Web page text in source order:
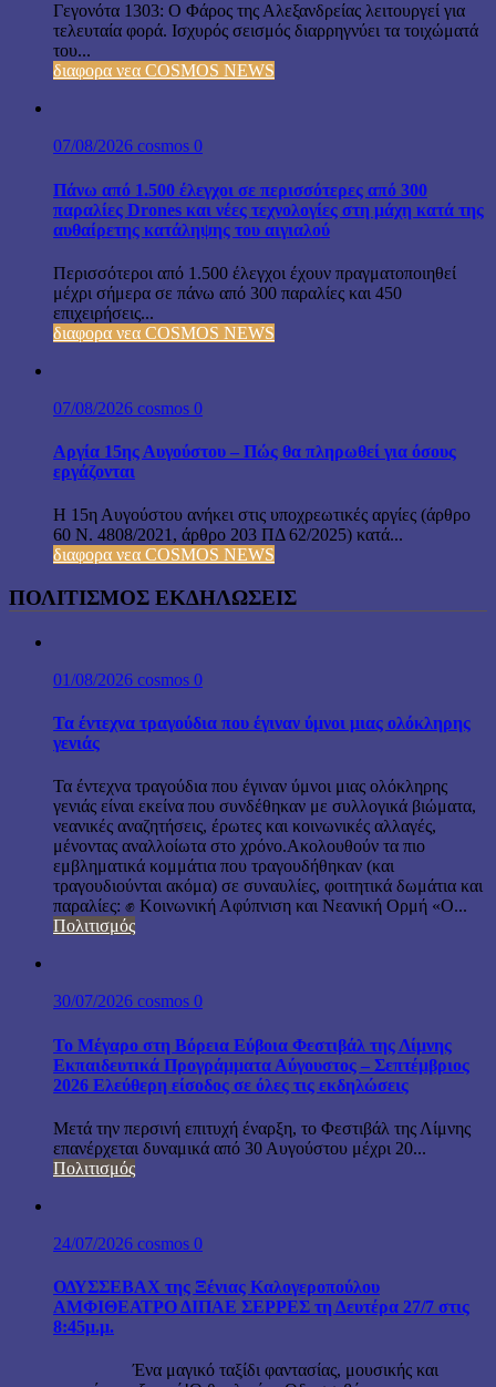
Γεγονότα 1303: Ο Φάρος της Αλεξανδρείας λειτουργεί για
τελευταία φορά. Ισχυρός σεισμός διαρρηγνύει τα τοιχώματά
του...
διαφορα νεα COSMOS NEWS
07/08/2026 cosmos 0
Πάνω από 1.500 έλεγχοι σε περισσότερες από 300
παραλίες Drones και νέες τεχνολογίες στη μάχη κατά της
αυθαίρετης κατάληψης του αιγιαλού
Περισσότεροι από 1.500 έλεγχοι έχουν πραγματοποιηθεί
μέχρι σήμερα σε πάνω από 300 παραλίες και 450
επιχειρήσεις...
διαφορα νεα COSMOS NEWS
07/08/2026 cosmos 0
Αργία 15ης Αυγούστου – Πώς θα πληρωθεί για όσους
εργάζονται
Η 15η Αυγούστου ανήκει στις υποχρεωτικές αργίες (άρθρο
60 Ν. 4808/2021, άρθρο 203 ΠΔ 62/2025) κατά...
διαφορα νεα COSMOS NEWS
ΠΟΛΙΤΙΣΜΟΣ ΕΚΔΗΛΩΣΕΙΣ
01/08/2026 cosmos 0
Τα έντεχνα τραγούδια που έγιναν ύμνοι μιας ολόκληρης
γενιάς
Τα έντεχνα τραγούδια που έγιναν ύμνοι μιας ολόκληρης
γενιάς είναι εκείνα που συνδέθηκαν με συλλογικά βιώματα,
νεανικές αναζητήσεις, έρωτες και κοινωνικές αλλαγές,
μένοντας αναλλοίωτα στο χρόνο.Ακολουθούν τα πιο
εμβληματικά κομμάτια που τραγουδήθηκαν (και
τραγουδιούνται ακόμα) σε συναυλίες, φοιτητικά δωμάτια και
παραλίες: ✊ Κοινωνική Αφύπνιση και Νεανική Ορμή «Ο...
Πολιτισμός
30/07/2026 cosmos 0
Το Μέγαρο στη Βόρεια Εύβοια Φεστιβάλ της Λίμνης
Εκπαιδευτικά Προγράμματα Αύγουστος – Σεπτέμβριος
2026 Ελεύθερη είσοδος σε όλες τις εκδηλώσεις
Μετά την περσινή επιτυχή έναρξη, το Φεστιβάλ της Λίμνης
επανέρχεται δυναμικά από 30 Αυγούστου μέχρι 20...
Πολιτισμός
24/07/2026 cosmos 0
ΟΔΥΣΣΕΒΑΧ της Ξένιας Καλογεροπούλου
ΑΜΦΙΘΕΑΤΡΟ ΔΙΠΑΕ ΣΕΡΡΕΣ τη Δευτέρα 27/7 στις
8:45μ.μ.
Ένα μαγικό ταξίδι φαντασίας, μουσικής και